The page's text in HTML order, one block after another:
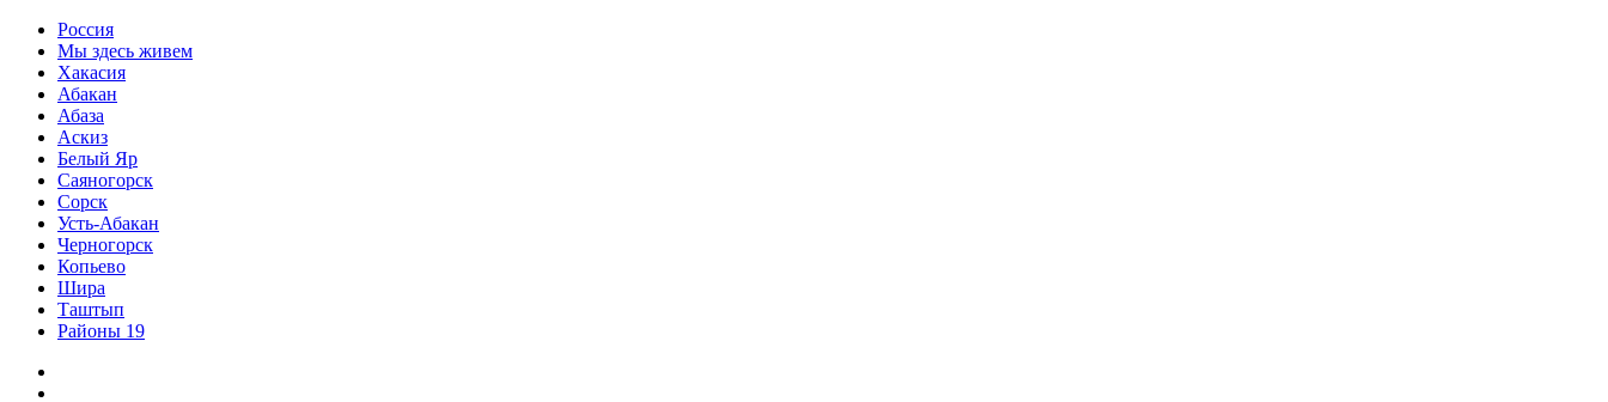
Перейти
содержимому
Россия
Мы здесь живем
Хакасия
Абакан
Абаза
Аскиз
Белый Яр
Саяногорск
Сорск
Усть-Абакан
Черногорск
Копьево
Шира
Таштып
Районы 19